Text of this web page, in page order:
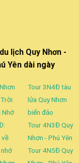
lịch Quy Nhơn -
Yên dài ngày
Nhớ
về
Tour 3N4Đ tàu
lửa Quy Nhơn
biển đảo
Tour 4N3Đ Quy
Nhơn - Phú Yên
Tour 4N5Đ Quy